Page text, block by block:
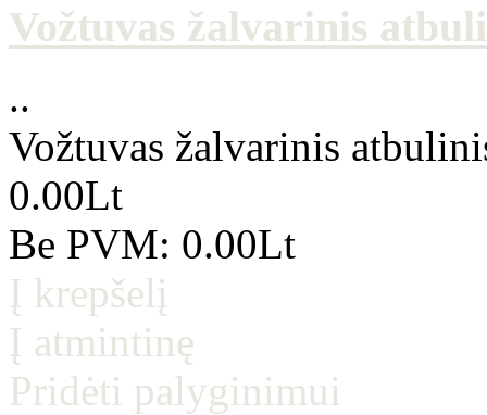
Vožtuvas žalvarinis
..
Vožtuvas žalvarinis
0.00Lt
Be PVM: 0.00Lt
Į krepšelį
Į atmintinę
Pridėti palyginimui